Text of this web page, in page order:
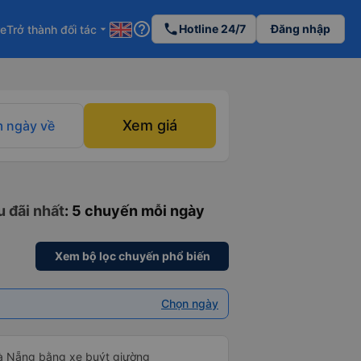
Trở thành đối tác arrow_drop_down help_outline phoneHotline 24/7 Đăng nhập
ngày về Xem giá
đãi nhất: 5 chuyến mỗi ngày
Xem bộ lọc chuyến phổ biến
Chọn ngày
Nẵng bằng xe buýt giường